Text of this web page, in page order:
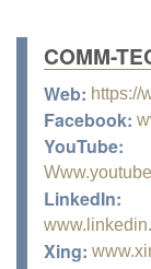
COMM-
Web: https://
Facebook:
YouTube:
LinkedIn:
Xing: